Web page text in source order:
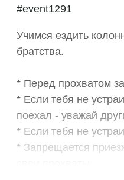
#event1291
Учимся ездить
братства.
* Перед прохватом
* Если тебя не
поехал - уважай
* Если тебя не
* Запрещается